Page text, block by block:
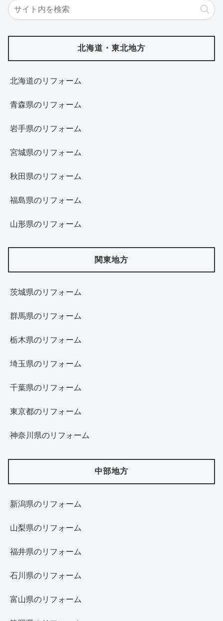
北海道・東北地方
北海道‎のリフォーム
青森県のリフォーム
岩手県のリフォーム
宮城県のリフォーム
秋田県のリフォーム
福島県のリフォーム
山形県のリフォーム
関東地方
茨城県のリフォーム
群馬県のリフォーム
栃木県のリフォーム
埼玉県のリフォーム
千葉県のリフォーム
東京都のリフォーム
神奈川県のリフォーム
中部地方
新潟県のリフォーム
山梨県のリフォーム
福井県のリフォーム
石川県のリフォーム
富山県のリフォーム